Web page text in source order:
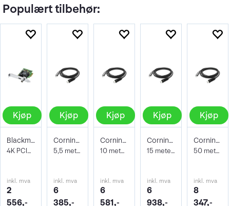
Populært tilbehør:
Kjøp
Blackmagic DeckLink Mini Monitor 4K
4K PCIe monitorering til stasjonær
inkl. mva
2
556,-
Kjøp
Corning Thunderbolt 3 Kabel 5,5 meter
5,5 meter TB3 Kabel
inkl. mva
6
385,-
Kjøp
Corning Thunderbolt 3 Kabel 10 meter
10 meter TB3 Kabel
inkl. mva
6
581,-
Kjøp
Corning Thunderbolt 3 Kabel 15 meter
15 meter TB3 Kabel
inkl. mva
6
938,-
Kjøp
Corning Thunderbolt 3 Kabel 50 meter
50 meter TB3 Kabel
inkl. mva
8
347,-